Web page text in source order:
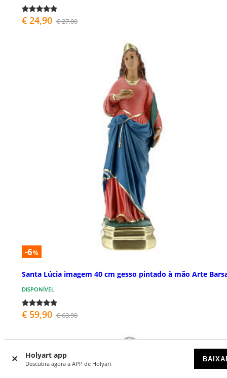
Holyart app
Descubra agora a APP de Holyart
€ 24,90 € 27,00
-6%
Santa Lúcia imagem 40 cm gesso pintado à mão Arte
DISPONÍVEL
€ 59,90 € 63,90